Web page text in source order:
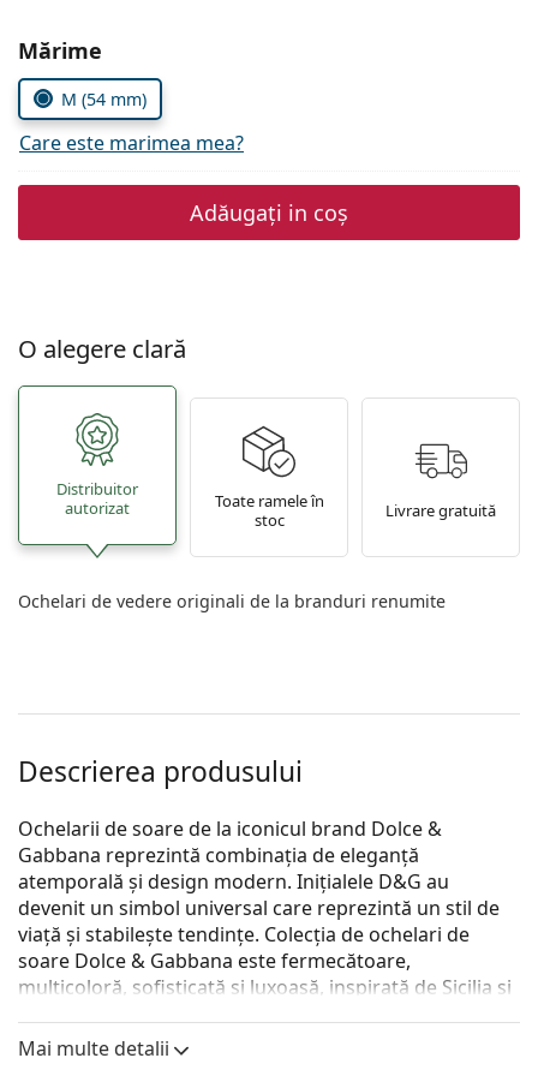
Prada
Toate mărcile
Alegeți parametrii
Mărime
M (54 mm)
Care este marimea mea?
Adăugați in coș
O alegere clară
Distribuitor
autorizat
Toate ramele în
stoc
Livrare gratuită
Ochelari de vedere originali de la branduri renumite
Descrierea produsului
Ochelarii de soare de la iconicul brand Dolce &
Gabbana reprezintă combinația de eleganță
atemporală și design modern. Inițialele D&G au
devenit un simbol universal care reprezintă un stil de
viață și stabilește tendințe. Colecția de ochelari de
soare Dolce & Gabbana este fermecătoare,
multicoloră, sofisticată și luxoasă, inspirată de Sicilia și
Colecția de ochelari de soare Dolce & Gabbana este
Mai multe detalii